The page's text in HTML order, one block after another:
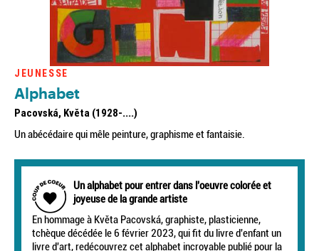
JEUNESSE
Alphabet
Pacovská, Květa (1928-....)
Un abécédaire qui mêle peinture, graphisme et fantaisie.
Un alphabet pour entrer dans l'oeuvre colorée et
joyeuse de la grande artiste
En hommage à Květa Pacovská, graphiste, plasticienne,
tchèque décédée le 6 février 2023, qui fit du livre d'enfant un
livre d'art, redécouvrez cet alphabet incroyable publié pour la